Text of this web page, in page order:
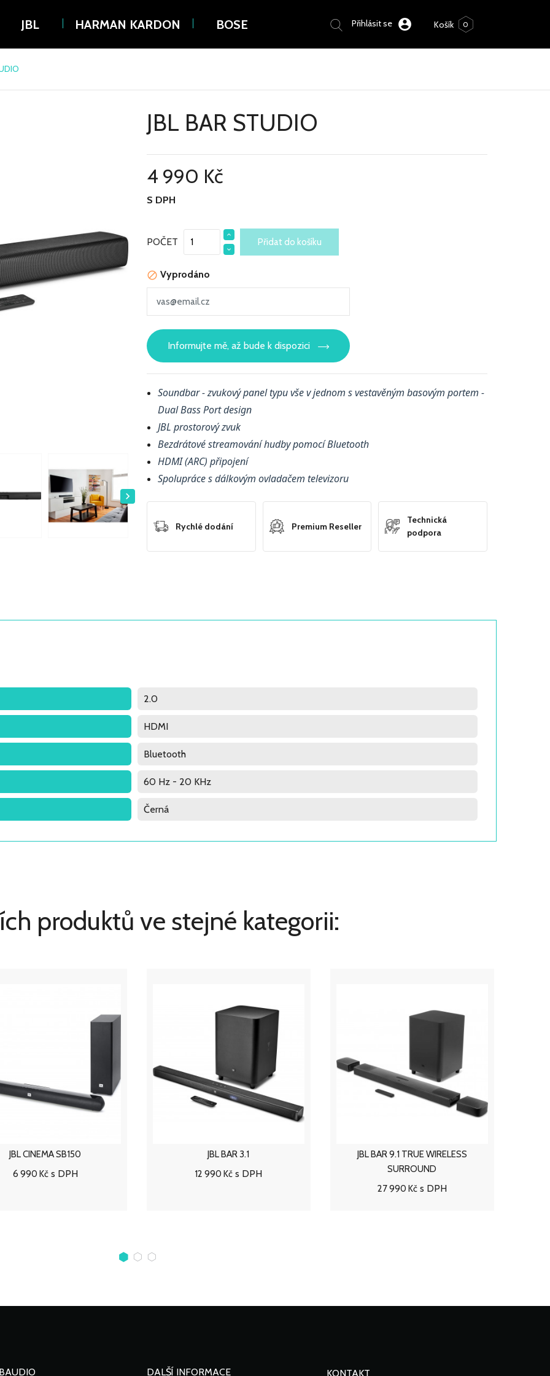
JBL HARMAN KARDON BOSE 0
Přihlásit se

JBL BAR STUDIO
4 990 Kč
S DPH
POČET Přidat do košíku
 Vyprodáno
Informujte mě, až bude k dispozici
Soundbar - zvukový panel typu vše v jednom s vestavěným basovým portem -
Dual Bass Port design
JBL prostorový zvuk
Bezdrátové streamování hudby pomocí Bluetooth
HDMI (ARC) připojení
Spolupráce s dálkovým ovladačem televizoru
Rychlé dodání Premium Reseller
Technická
podpora
2.0
HDMI
Bluetooth
60 Hz - 20 KHz
Černá
produktů ve stejné kategorii:
JBL BAR 3.1
12 990 Kč s DPH
JBL BAR 9.1 TRUE WIRELESS
SURROUND
JBL BAR 5.1 SURROUND
16 590 Kčs DPH
DALŠÍ INFORMACE KONTAKT